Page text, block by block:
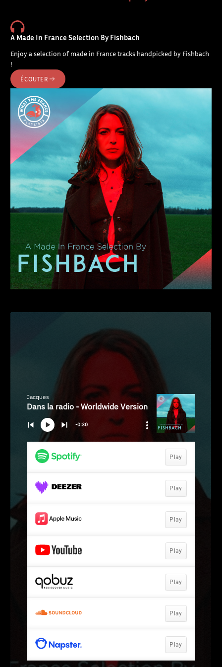
A Made In France Selection By Fishbach
Enjoy a selection of made in France tracks handpicked by Fishbach
!
ÉCOUTER